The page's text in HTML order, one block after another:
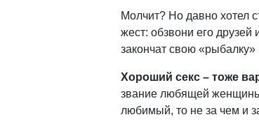
Молчит? Но давно хотел
жест: обзвони его друзей
закончат свою
Хороший секс – тоже
звание любящей
любимый, то не за чем и